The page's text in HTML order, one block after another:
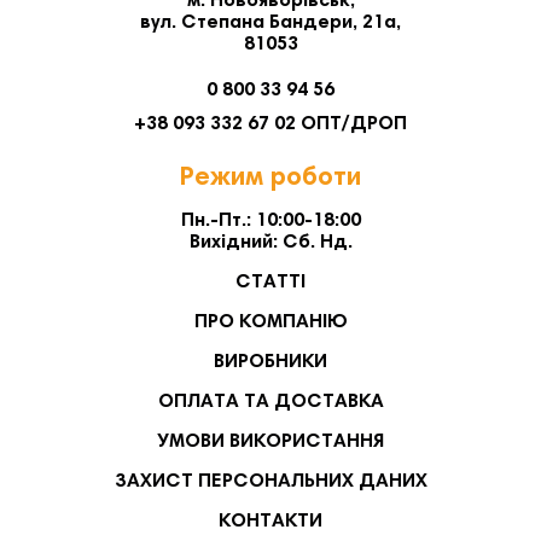
вул. Степана Бандери, 21а,
81053
0 800 33 94 56
+38 093 332 67 02 ОПТ/ДРОП
Режим роботи
Пн.-Пт.: 10:00-18:00
Вихідний: Сб. Нд.
СТАТТІ
ПРО КОМПАНІЮ
ВИРОБНИКИ
ОПЛАТА ТА ДОСТАВКА
УМОВИ ВИКОРИСТАННЯ
ЗАХИСТ ПЕРСОНАЛЬНИХ ДАНИХ
КОНТАКТИ